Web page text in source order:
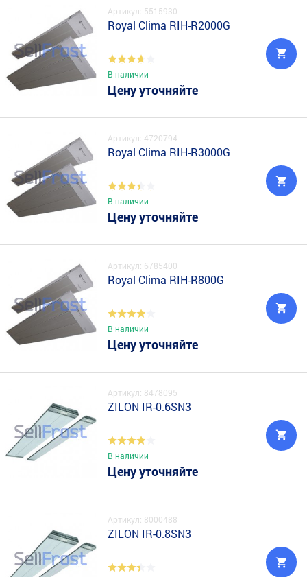
Артикул: 5515930
Royal Clima RIH-R2000G
В наличии
Цену уточняйте
Артикул: 4720794
Royal Clima RIH-R3000G
В наличии
Цену уточняйте
Артикул: 6785400
Royal Clima RIH-R800G
В наличии
Цену уточняйте
Артикул: 8478095
ZILON IR-0.6SN3
В наличии
Цену уточняйте
Артикул: 8000488
ZILON IR-0.8SN3